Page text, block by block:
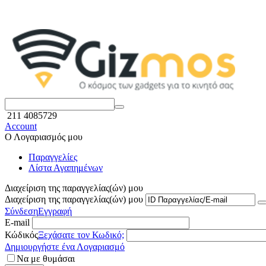
211 4085729
Account
Ο Λογαριασμός μου
Παραγγελίες
Λίστα Αγαπημένων
Διαχείριση της παραγγελίας(ών) μου
Διαχείριση της παραγγελίας(ών) μου
ΣύνδεσηΕγγραφή
E-mail
ΚώδικόςΞεχάσατε τον Κωδικό;
Δημιουργήστε ένα Λογαριασμό
Να με θυμάσαι